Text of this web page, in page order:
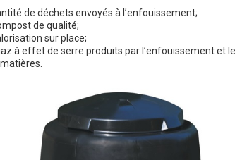
de déchets envoyés à l’enfouissement;
de qualité;
sur place;
à effet de serre produits par l’enfouissement et le